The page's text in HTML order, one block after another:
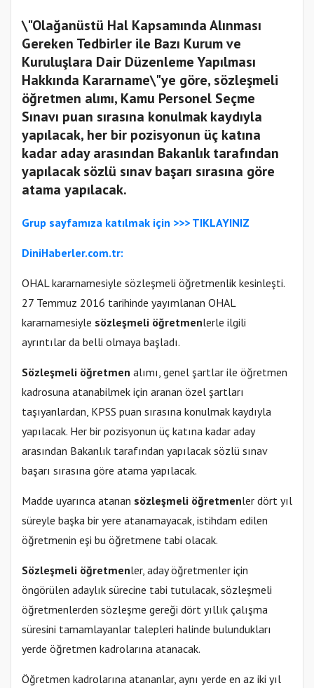
\"Olağanüstü Hal Kapsamında Alınması
Gereken Tedbirler ile Bazı Kurum ve
Kuruluşlara Dair Düzenleme Yapılması
Hakkında Kararname\"ye göre, sözleşmeli
öğretmen alımı, Kamu Personel Seçme
Sınavı puan sırasına konulmak kaydıyla
yapılacak, her bir pozisyonun üç katına
kadar aday arasından Bakanlık tarafından
yapılacak sözlü sınav başarı sırasına göre
atama yapılacak.
Grup sayfamıza katılmak için >>> TIKLAYINIZ
DiniHaberler.com.tr:
OHAL kararnamesiyle sözleşmeli öğretmenlik kesinleşti.
27 Temmuz 2016 tarihinde yayımlanan OHAL
kararnamesiyle sözleşmeli öğretmenlerle ilgili
ayrıntılar da belli olmaya başladı.
Sözleşmeli öğretmen alımı, genel şartlar ile öğretmen
kadrosuna atanabilmek için aranan özel şartları
taşıyanlardan, KPSS puan sırasına konulmak kaydıyla
yapılacak. Her bir pozisyonun üç katına kadar aday
arasından Bakanlık tarafından yapılacak sözlü sınav
başarı sırasına göre atama yapılacak.
Madde uyarınca atanan sözleşmeli öğretmenler dört yıl
süreyle başka bir yere atanamayacak, istihdam edilen
öğretmenin eşi bu öğretmene tabi olacak.
Sözleşmeli öğretmenler, aday öğretmenler için
öngörülen adaylık sürecine tabi tutulacak, sözleşmeli
öğretmenlerden sözleşme gereği dört yıllık çalışma
süresini tamamlayanlar talepleri halinde bulundukları
yerde öğretmen kadrolarına atanacak.
Öğretmen kadrolarına atananlar, aynı yerde en az iki yıl